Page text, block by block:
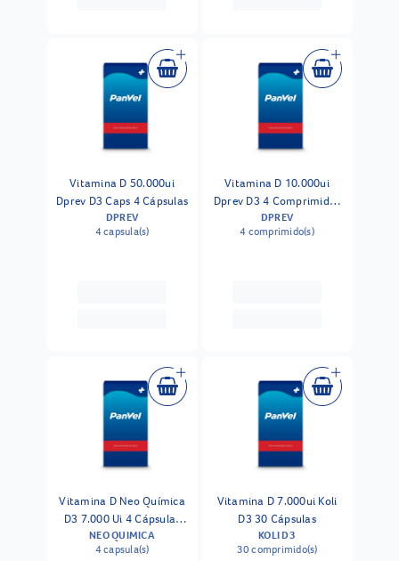
Vitamina D 50.000ui
Dprev D3 Caps 4 Cápsulas
DPREV
4 capsula(s)
Vitamina D 10.000ui
Dprev D3 4 Comprimidos
Revestidos
DPREV
4 comprimido(s)
Vitamina D Neo Química
D3 7.000 Ui 4 Cápsulas
Gelatinosas
NEO QUIMICA
4 capsula(s)
Vitamina D 7.000ui Koli
D3 30 Cápsulas
KOLI D3
30 comprimido(s)